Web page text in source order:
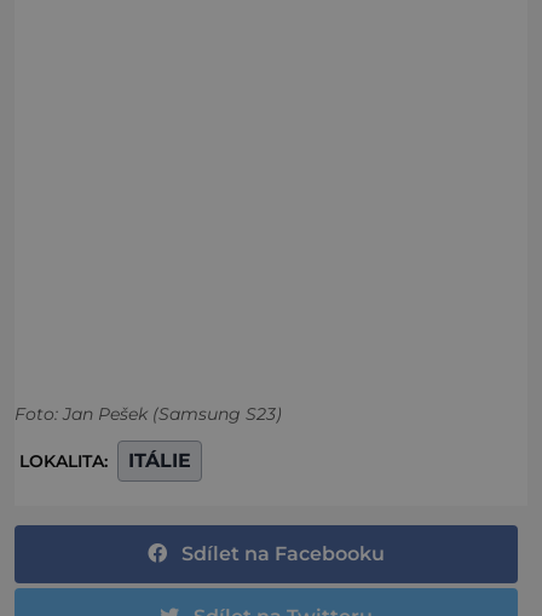
Foto: Jan Pešek (Samsung S23)
LOKALITA: ITÁLIE
Sdílet na Facebooku